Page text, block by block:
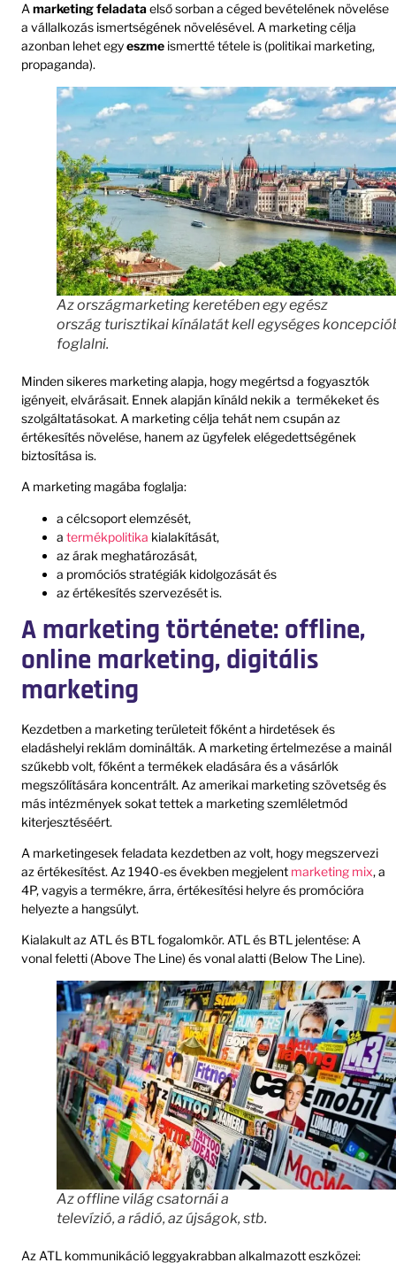
Amarketing feladataelső sorban a céged bevételének növelése
a vállalkozás ismertségének növelésével. A marketing célja
azonban lehet egyeszme ismertté tétele is (politikai marketing,
propaganda).
Az országmarketing keretében egy egész
ország turisztikai kínálatát kell egységes
foglalni.
Minden sikeres marketing alapja, hogy megértsd a fogyasztók
igényeit, elvárásait. Ennek alapján kínáld nekik a termékeket és
szolgáltatásokat. A marketing célja tehát nem csupán az
értékesítés növelése, hanem az ügyfelek elégedettségének
biztosítása is.
A marketing magába foglalja:
a célcsoport elemzését,
a termékpolitika kialakítását,
az árak meghatározását,
a promóciós stratégiák kidolgozását és
az értékesítés szervezését is.
A marketing története: offline,
online marketing, digitális
marketing
Kezdetben a marketing területeit főként a hirdetések és
eladáshelyi reklám dominálták. A marketing értelmezése a mainál
szűkebb volt, főként a termékek eladására és a vásárlók
megszólítására koncentrált. Az amerikai marketing szövetség és
más intézmények sokat tettek a marketing szemléletmód
kiterjesztéséért.
A marketingesek feladata kezdetben az volt, hogy megszervezi
az értékesítést. Az 1940-es években megjelent marketing mix, a
4P, vagyis a termékre, árra, értékesítési helyre és promócióra
helyezte a hangsúlyt.
Kialakult az ATL és BTL fogalomkör. ATL és BTL jelentése: A
vonal feletti (Above The Line) és vonal alatti (Below The Line).
Az offline világ csatornái a
televízió, a rádió, az újságok, stb.
Az ATL kommunikáció leggyakrabban alkalmazott eszközei: